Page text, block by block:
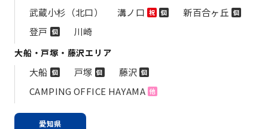
武蔵小杉（北口）
溝ノ口 祝 個 新百合ヶ丘 個
登戸 個 川崎
大船・戸塚・藤沢エリア
大船 個 戸塚 個 藤沢 個
CAMPING OFFICE HAYAMA 他
愛知県